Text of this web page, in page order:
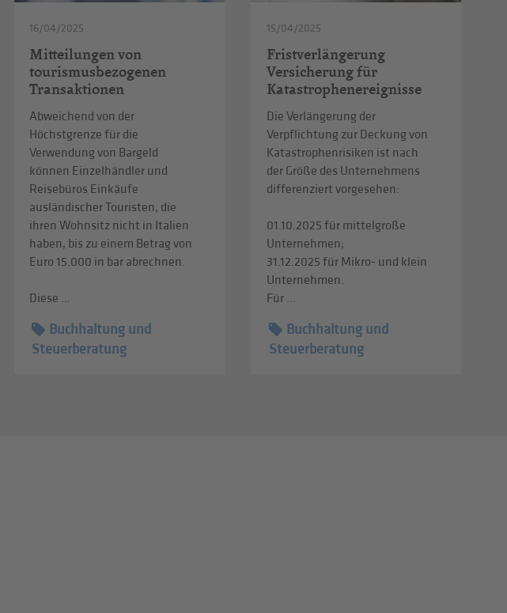
16/04/2025
Mitteilungen von
tourismusbezogenen
Transaktionen
Abweichend von der
Höchstgrenze für die
Verwendung von Bargeld
können Einzelhändler und
Reisebüros Einkäufe
ausländischer Touristen, die
ihren Wohnsitz nicht in Italien
haben, bis zu einem Betrag von
Euro 15.000 in bar abrechnen.
Diese ...
Buchhaltung und
Steuerberatung
15/04/2025
Fristverlängerung
Versicherung für
Katastrophenereignisse
Die Verlängerung der
Verpflichtung zur Deckung von
Katastrophenrisiken ist nach
der Größe des Unternehmens
differenziert vorgesehen:
01.10.2025 für mittelgroße
Unternehmen;
31.12.2025 für Mikro- und klein
Unternehmen.
Für ...
Buchhaltung und
Steuerberatung